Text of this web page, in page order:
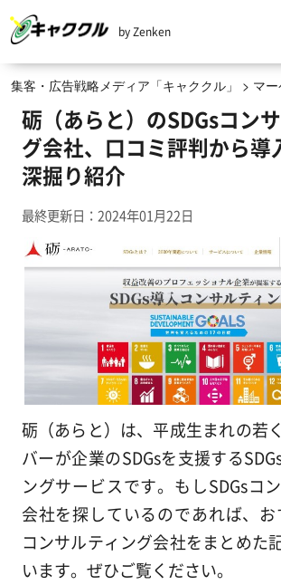
by Zenken
集客・広告戦略メディア「キャククル」 > マ
砺（あらと）のSDGsコン
グ会社、口コミ評判から導
深掘り紹介
最終更新日：2024年01月22日
砺（あらと）は、平成生まれの若
バーが企業のSDGsを支援する
ングサービスです。もしSDGsコ
会社を探しているのであれば、お
コンサルティング会社をまとめた
います。ぜひご覧ください。